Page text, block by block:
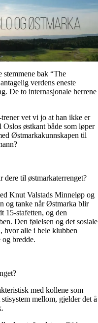
bak “The
verdens eneste
De to internasjonale herrene
vet vi jo at han ikke er
østkant både som løper
Østmarkakunnskapen til
til østmarkaterrenget?
Knut Valstads Minneløp og
og tanke når Østmarka blir
15-stafetten, og den
Den følelsen og det sosiale
hvor alle i hele klubben
og bredde.
med kollene som
mellom, gjelder det å